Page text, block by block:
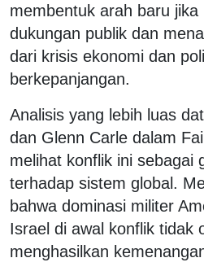
membentuk arah baru
dukungan publik dan
dari krisis ekonomi dan
berkepanjangan.
Analisis yang lebih luas
dan Glenn Carle dalam
melihat konflik ini sebagai
terhadap sistem global.
bahwa dominasi militer
Israel di awal konflik tidak
menghasilkan